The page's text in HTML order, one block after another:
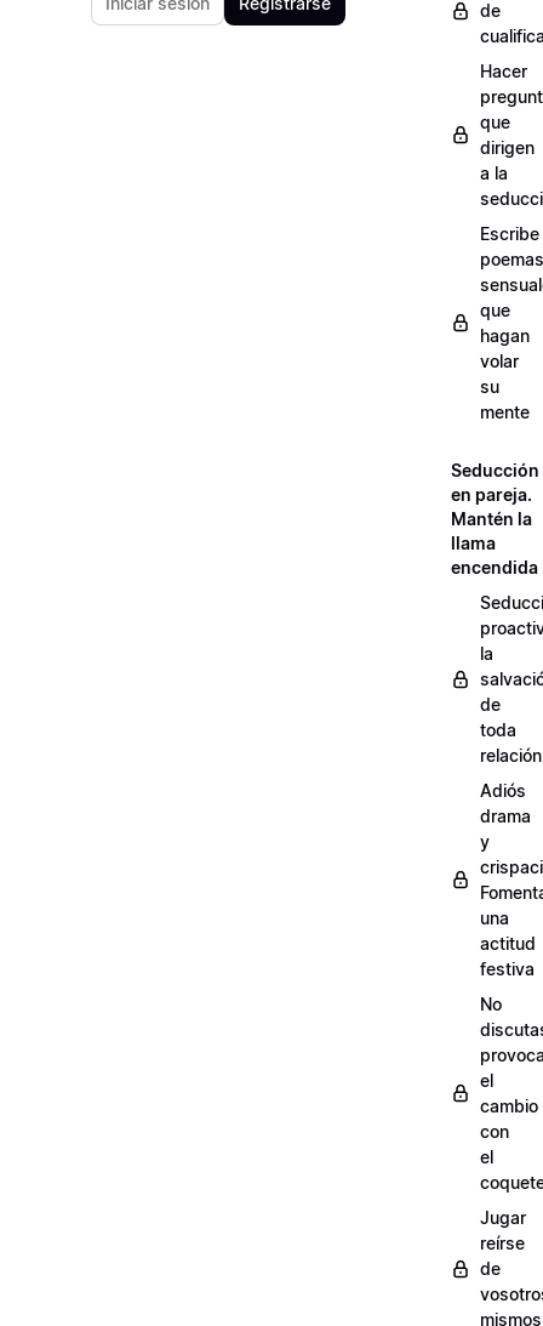
de
Hacer
que
dirigen
a la
Escribe
poemas
que
hagan
volar
su
mente
Seducción
en pareja.
Mantén la
llama
encendida
la
de
toda
relación
Adiós
drama
y
una
actitud
festiva
No
el
cambio
con
el
Jugar
reírse
de
mismos